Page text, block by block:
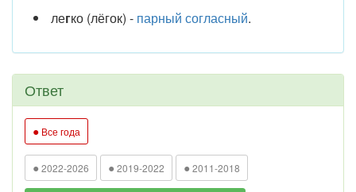
легко (лёгок) - парный согласный.
Ответ
● Все года
● 2022-2026 ● 2019-2022 ● 2011-2018